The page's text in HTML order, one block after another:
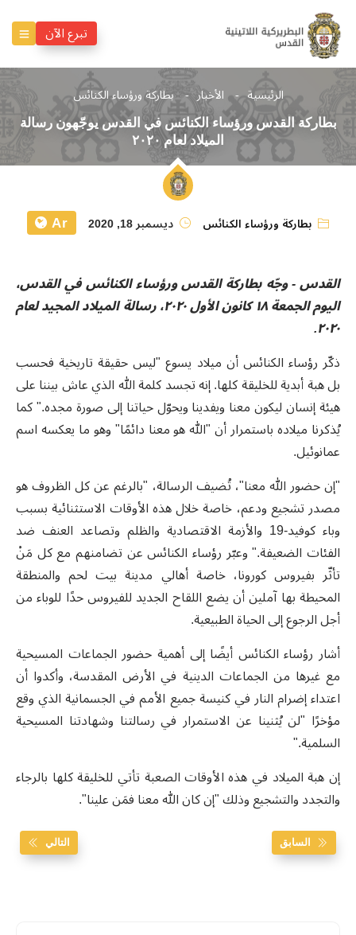
تبرع الآن
الرئيسية الأخبار بطاركة ورؤساء الكنائس
بطاركة القدس ورؤساء الكنائس في القدس يوجّهون رسالة
الميلاد لعام ٢٠٢٠
بطاركة ورؤساء الكنائس ديسمبر 18, 2020 Ar
القدس - وجّه بطاركة القدس ورؤساء الكنائس في القدس،
اليوم الجمعة ١٨ كانون الأول ٢٠٢٠، رسالة الميلاد المجيد لعام
٢٠٢٠.
ذكّر رؤساء الكنائس أن ميلاد يسوع "ليس حقيقة تاريخية فحسب
بل هبة أبدية للخليقة كلها. إنه تجسد كلمة الله الذي عاش بيننا على
هيئة إنسان ليكون معنا ويفدينا ويحوّل حياتنا إلى صورة مجده." كما
يُذكرنا ميلاده باستمرار أن "الله هو معنا دائمًا" وهو ما يعكسه اسم
عمانوئيل.
"إن حضور الله معنا"، تُضيف الرسالة، "بالرغم عن كل الظروف هو
مصدر تشجيع ودعم، خاصة خلال هذه الأوقات الاستثنائية بسبب
وباء كوفيد-19 والأزمة الاقتصادية والظلم وتصاعد العنف ضد
الفئات الضعيفة." وعبّر رؤساء الكنائس عن تضامنهم مع كل مَنْ
تأثّر بفيروس كورونا، خاصة أهالي مدينة بيت لحم والمنطقة
المحيطة بها آملين أن يضع اللقاح الجديد للفيروس حدًا للوباء من
أجل الرجوع إلى الحياة الطبيعية.
أشار رؤساء الكنائس أيضًا إلى أهمية حضور الجماعات المسيحية
مع غيرها من الجماعات الدينية في الأرض المقدسة، وأكدوا أن
اعتداء إضرام النار في كنيسة جميع الأمم في الجسمانية الذي وقع
مؤخرًا "لن يُثنينا عن الاستمرار في رسالتنا وشهادتنا المسيحية
السلمية."
إن هبة الميلاد في هذه الأوقات الصعبة تأتي للخليقة كلها بالرجاء
والتجدد والتشجيع وذلك "إن كان الله معنا فمَن علينا".
السابق التالي